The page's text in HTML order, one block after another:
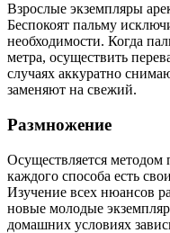
Взрослые экземпляры
Беспокоят пальму
необходимости. Когда
метра, осуществить
случаях аккуратно
заменяют на свежий.
Размножение
Осуществляется методом
каждого способа есть
Изучение всех нюансов
новые молодые
домашних условиях